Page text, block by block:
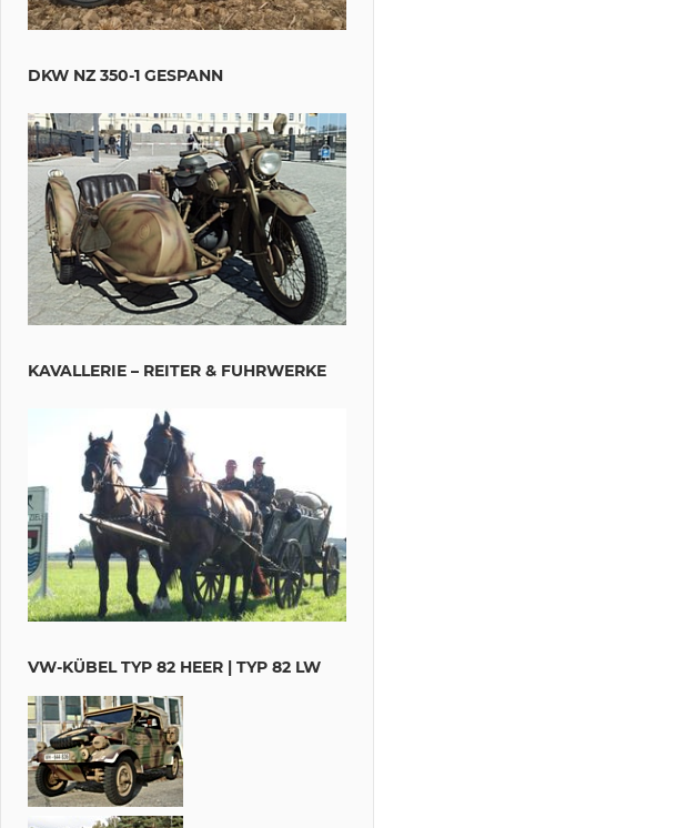
DKW NZ 350-1 GESPANN
KAVALLERIE – REITER & FUHRWERKE
VW-KÜBEL TYP 82 HEER | TYP 82 LW